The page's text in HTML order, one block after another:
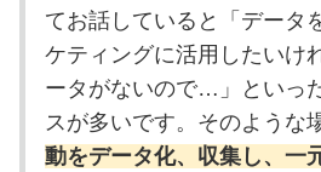
てお話していると「データ
ケティングに活用したいけ
ータがないので…」といっ
スが多いです。そのような
動をデータ化、収集し、一